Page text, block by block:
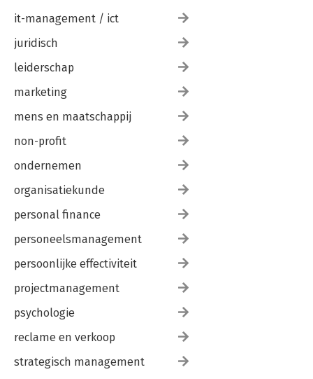
it-management / ict
juridisch
leiderschap
marketing
mens en maatschappij
non-profit
ondernemen
organisatiekunde
personal finance
personeelsmanagement
persoonlijke effectiviteit
projectmanagement
psychologie
reclame en verkoop
strategisch management